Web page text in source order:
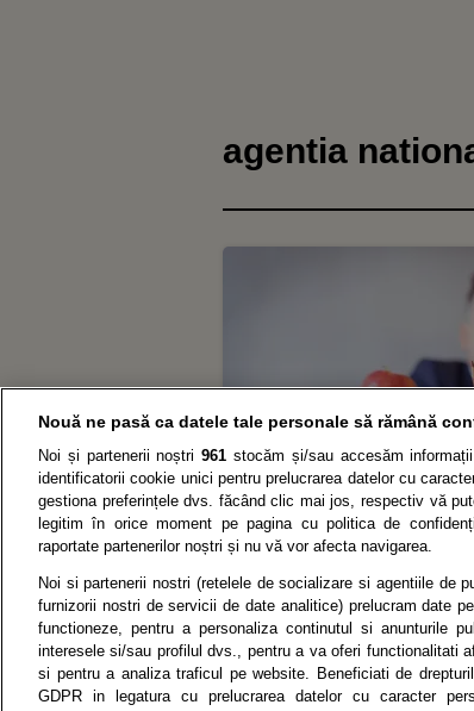
agentia
Citarea se poate face în limita a 250 de semne.
Nouă ne pasă ca datele tale personale să rămână
Noi și partenerii noștri961 stocăm și/sau accesăm
identificatorii cookie unici pentru prelucrarea datelor cu
gestiona preferințele dvs. făcând clic mai jos, respectiv vă
legitim în orice moment pe pagina cu politica de
raportate partenerilor noștri și nu vă vor afecta navigarea.
Noi si partenerii nostri (retelele de socializare si agentiile de
furnizorii nostri de servicii de date analitice) prelucram date
functioneze, pentru a personaliza continutul si anunturile
interesele si/sau profilul dvs., pentru a va oferi functionalitati
si pentru a analiza traficul pe website. Beneficiati de
GDPR in legatura cu prelucrarea datelor cu caracter